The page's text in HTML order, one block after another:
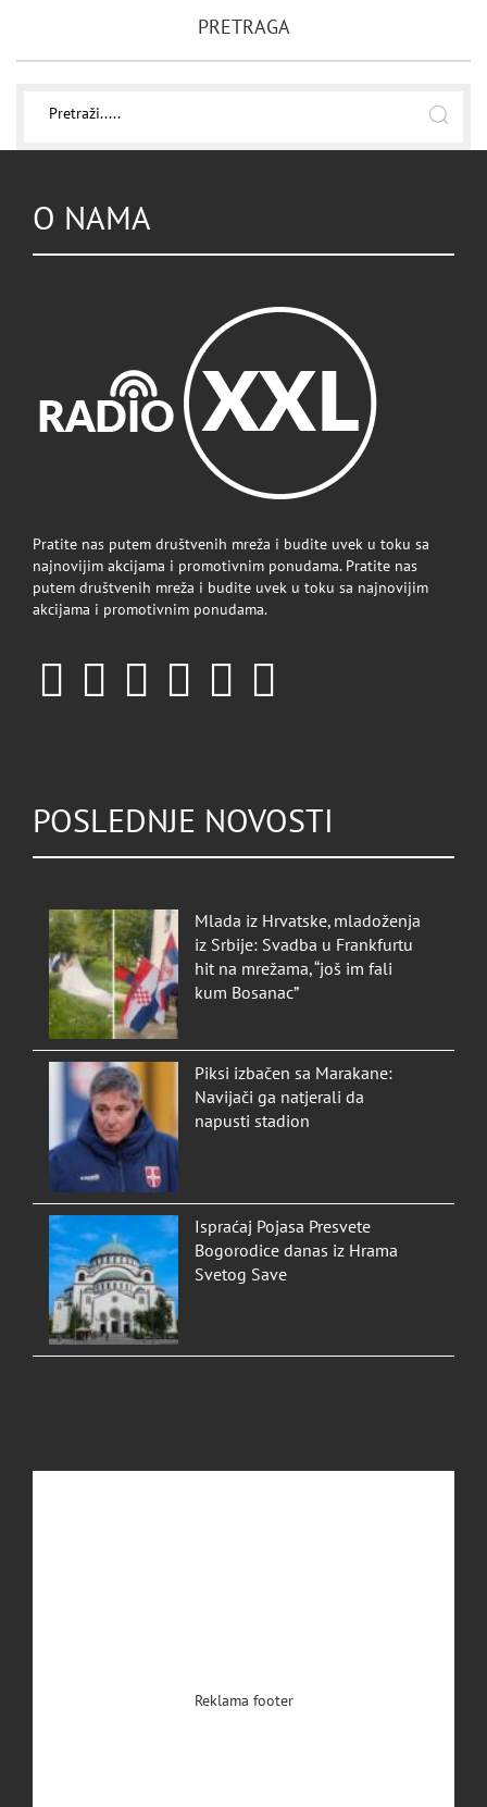
PRETRAGA
O NAMA
Pratite nas putem društvenih mreža i budite uvek u toku sa
najnovijim akcijama i promotivnim ponudama. Pratite nas
putem društvenih mreža i budite uvek u toku sa najnovijim
akcijama i promotivnim ponudama.
POSLEDNJE NOVOSTI
Mlada iz Hrvatske, mladoženja
iz Srbije: Svadba u Frankfurtu
hit na mrežama, “još im fali
kum Bosanac”
Piksi izbačen sa Marakane:
Navijači ga natjerali da
napusti stadion
Ispraćaj Pojasa Presvete
Bogorodice danas iz Hrama
Svetog Save
Reklama footer